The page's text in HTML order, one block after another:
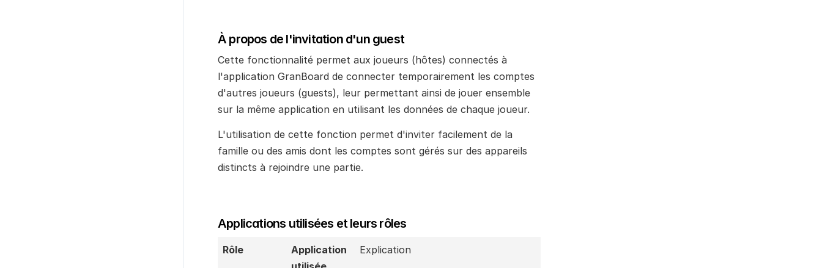
À propos de l'invitation d'un guest
Cette fonctionnalité permet aux joueurs (hôtes) connectés à
l'application GranBoard de connecter temporairement les comptes
d'autres joueurs (guests), leur permettant ainsi de jouer ensemble
sur la même application en utilisant les données de chaque joueur.
L'utilisation de cette fonction permet d'inviter facilement de la
famille ou des amis dont les comptes sont gérés sur des appareils
distincts à rejoindre une partie.
Applications utilisées et leurs rôles
Rôle
Application
Explication